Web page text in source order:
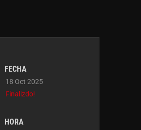
FECHA
18 Oct 2025
Finalizdo!
HORA